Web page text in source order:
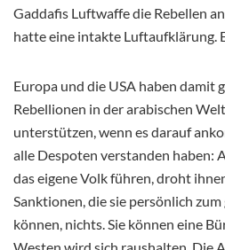
Gaddafis Luftwaffe die Rebellen
hatte eine intakte Luftaufklärung.
Europa und die USA haben damit
Rebellionen in der arabischen
unterstützen, wenn es darauf
alle Despoten verstanden haben:
das eigene Volk führen, droht
Sanktionen, die sie persönlich
können, nichts. Sie können eine